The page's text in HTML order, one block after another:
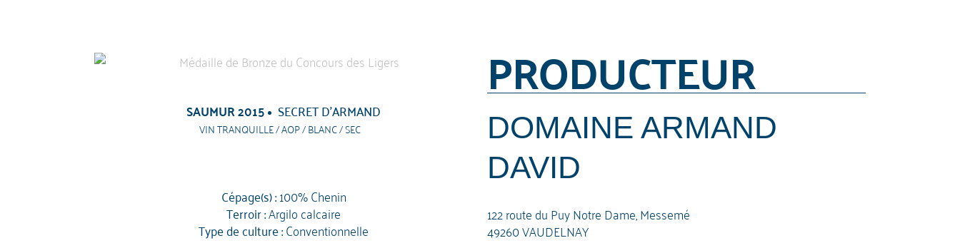
SAUMUR 2015 SECRET D’ARMAND
VIN TRANQUILLE / AOP / BLANC / SEC
Cépage(s) :100% Chenin
Terroir :Argilo calcaire
Type de culture :Conventionnelle
PRODUCTEUR
DOMAINE ARMAND
DAVID
122 route du Puy Notre Dame, Messemé
49260 VAUDELNAY